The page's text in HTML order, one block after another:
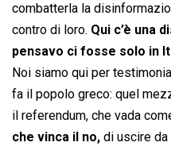
combatterla la
contro di loro. Qui c’è una
pensavo ci fosse solo in
Noi siamo qui per
fa il popolo greco: quel
il referendum, che vada
che vinca il no, di uscire